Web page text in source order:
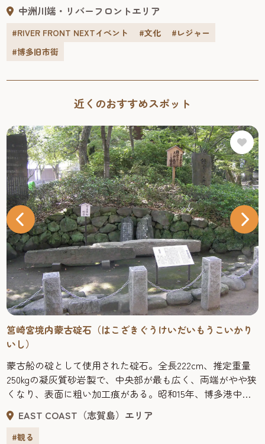
中洲川端・リバーフロントエリア
#RIVER FRONT NEXTイベント #文化
#レジャー
#博多旧市街
近くのおすすめスポット
筥崎宮境内蒙古碇石（はこざきぐうけいだいもうこいかり
いし）
蒙古船の碇として使用された碇石。全長222cm、推定重量
250kgの凝灰質砂岩製で、中央部が最も広く、両端がやや狭
くなり、表面に粗い加工痕がある。昭和15年、博多港中央
埠頭北東100ｍの水深5.5ｍで発見され、これを含め9点が
「蒙古碇石」として県指定文化財（考古資料）に指定され
ている。
EAST COAST（志賀島）エリア
#観る